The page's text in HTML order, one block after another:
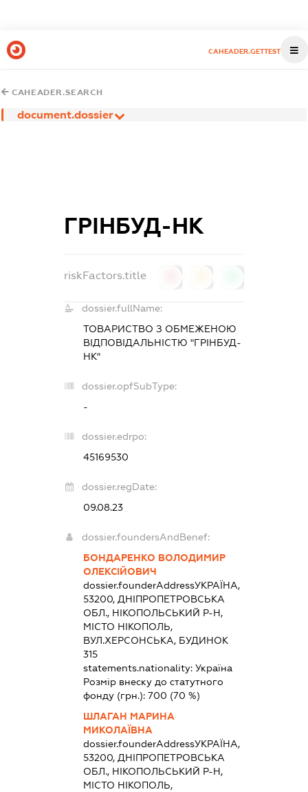
CAHEADER.GETTEST
CAHEADER.SEARCH
document.dossier
ГРІНБУД-НК
riskFactors.title
dossier.fullName:
ТОВАРИСТВО З ОБМЕЖЕНОЮ
ВІДПОВІДАЛЬНІСТЮ "ГРІНБУД-
НК"
dossier.opfSubType:
-
dossier.edrpo:
45169530
dossier.regDate:
09.08.23
dossier.foundersAndBenef:
БОНДАРЕНКО ВОЛОДИМИР
ОЛЕКСІЙОВИЧ
dossier.founderAddressУКРАЇНА,
53200, ДНІПРОПЕТРОВСЬКА
ОБЛ., НІКОПОЛЬСЬКИЙ Р-Н,
МІСТО НІКОПОЛЬ,
ВУЛ.ХЕРСОНСЬКА, БУДИНОК
315
statements.nationality: Україна
Розмір внеску до статутного
фонду (грн.): 700 (70 %)
ШЛАГАН МАРИНА
МИКОЛАЇВНА
dossier.founderAddressУКРАЇНА,
53200, ДНІПРОПЕТРОВСЬКА
ОБЛ., НІКОПОЛЬСЬКИЙ Р-Н,
МІСТО НІКОПОЛЬ,